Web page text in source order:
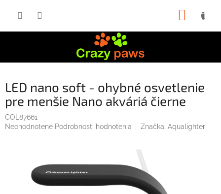
LED nano soft - ohybné osvetlenie
pre menšie Nano akváriá čierne
COL87661
Priemerné
Neohodnotené Podrobnosti hodnotenia Značka: Aqualighter